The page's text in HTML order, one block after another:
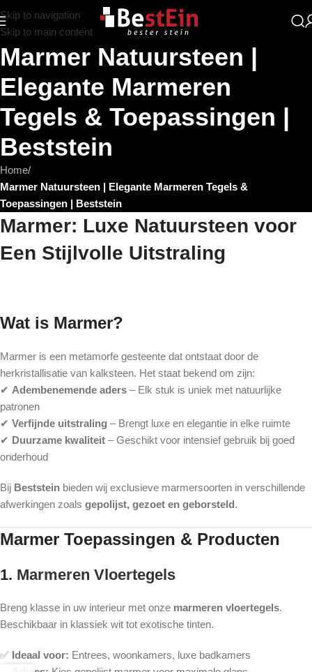
Skip to navigation
Skip to main content
Marmer Natuursteen |
Elegante Marmeren
Tegels & Toepassingen |
Beststein
Home/
Marmer Natuursteen | Elegante Marmeren Tegels &
Toepassingen | Beststein
Marmer: Luxe Natuursteen voor
Een Stijlvolle Uitstraling
Wat is Marmer?
Marmer is een metamorfe gesteente dat ontstaat door de
herkristallisatie van kalksteen. Het staat bekend om zijn:
✔ Adembenemende aders – Elk stuk is uniek met natuurlijke
patronen
✔ Verfijnde uitstraling – Brengt luxe en elegantie in elke ruimte
✔ Duurzame kwaliteit – Geschikt voor intensief gebruik bij goed
onderhoud
Bij Beststein bieden wij exclusieve marmersoorten in verschillende
afwerkingen zoals gepolijst, gezoet en geborsteld.
Marmer Toepassingen & Producten
1. Marmeren Vloertegels
Breng klasse in uw interieur met onze marmeren vloertegels.
Beschikbaar in klassiek wit tot exotische tinten.
✅ Ideaal voor: Entrees, woonkamers, luxe badkamers